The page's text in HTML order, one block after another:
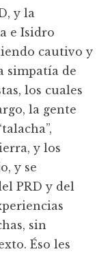
y la
e Isidro
cautivo y
simpatía de
los cuales
la gente
y los
y se
PRD y del
sin
Éso les